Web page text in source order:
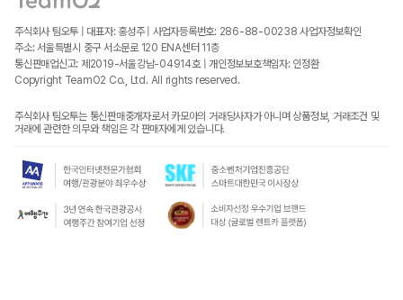
주식회사 팀오투 | 대표자: 홍성주 | 사업자등록번호: 286-88-00238 사업자정보확인
주소: 서울특별시 중구 서소문로 120 ENA센터 11층
통신판매업신고: 제2019-서울강남-04914호 | 개인정보보호책임자: 인정환
Copyright TeamO2 Co., Ltd. All rights reserved.
주식회사 팀오투는 통신판매중개자로서 카모아의 거래당사자가 아니며 상품정보, 거래조건 및
거래에 관련한 의무와 책임은 각 판매자에게 있습니다.